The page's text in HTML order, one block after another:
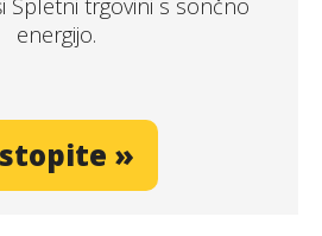
Spletni trgovini s sončno
energijo.
»